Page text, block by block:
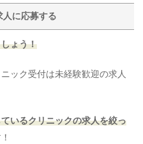
人に応募する
ょう！
ック受付は未経験歓迎の求人
いるクリニックの求人を絞っ